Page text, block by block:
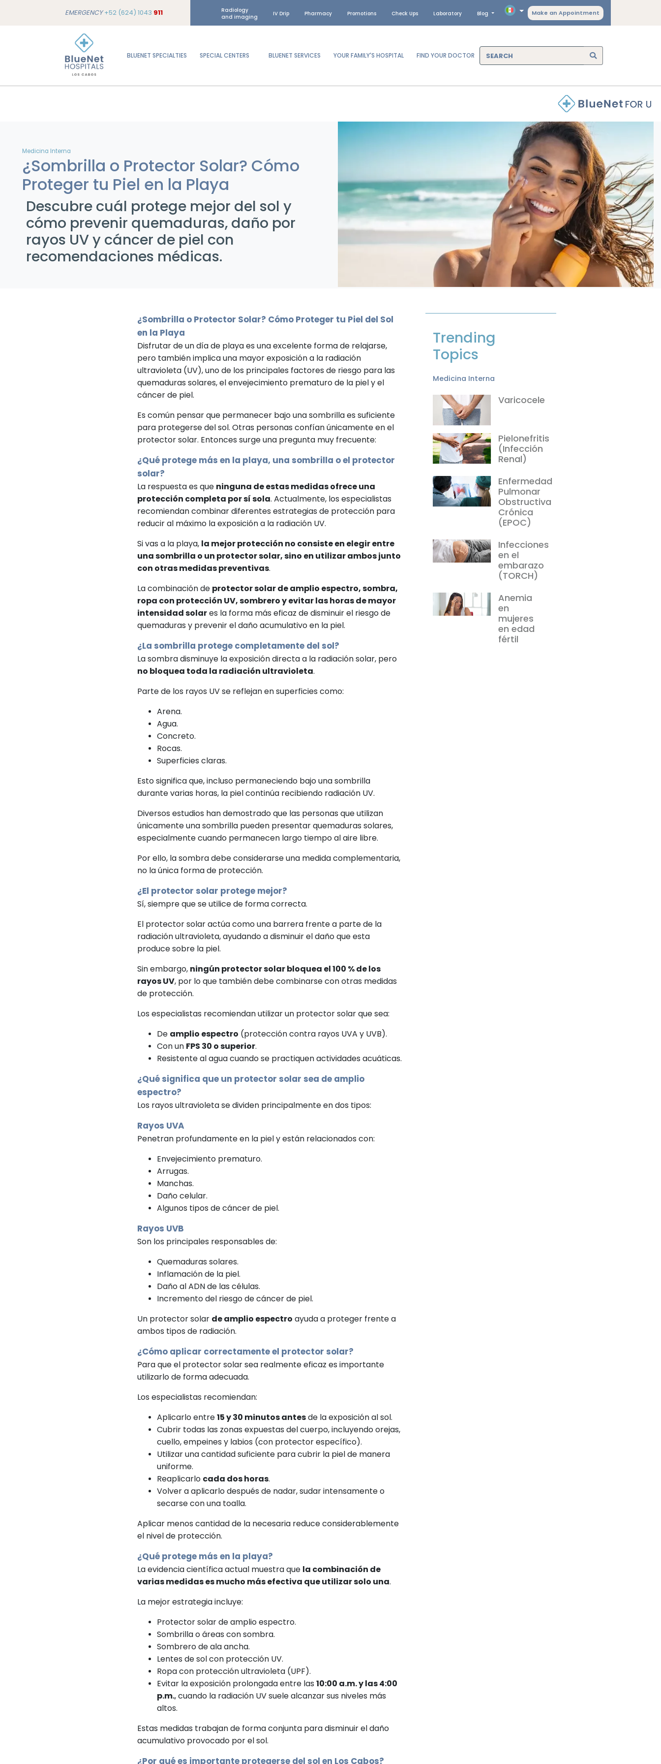
EMERGENCY+52 (624) 1043 911
Radiology
and imaging
IV Drip Pharmacy Promotions Check Ups Laboratory Blog Make an Appointment
BLUENET SPECIALTIES SPECIAL CENTERS BLUENET SERVICES YOUR FAMILY'S HOSPITAL FIND YOUR DOCTOR
Medicina Interna
¿Sombrilla o Protector Solar? Cómo
Proteger tu Piel en la Playa
Descubre cuál protege mejor del sol y
cómo prevenir quemaduras, daño por
rayos UV y cáncer de piel con
recomendaciones médicas.
¿Sombrilla o Protector Solar? Cómo Proteger tu Piel del Sol
en la Playa
Disfrutar de un día de playa es una excelente forma de relajarse,
pero también implica una mayor exposición a la radiación
ultravioleta (UV), uno de los principales factores de riesgo para las
quemaduras solares, el envejecimiento prematuro de la piel y el
cáncer de piel.
Es común pensar que permanecer bajo una sombrilla es suficiente
para protegerse del sol. Otras personas confían únicamente en el
protector solar. Entonces surge una pregunta muy frecuente:
¿Qué protege más en la playa, una sombrilla o el protector
solar?
La respuesta es que ninguna de estas medidas ofrece una
protección completa por sí sola. Actualmente, los especialistas
recomiendan combinar diferentes estrategias de protección para
reducir al máximo la exposición a la radiación UV.
Si vas a la playa, la mejor protección no consiste en elegir entre
una sombrilla o un protector solar, sino en utilizar ambos junto
con otras medidas preventivas.
La combinación de protector solar de amplio espectro, sombra,
ropa con protección UV, sombrero y evitar las horas de mayor
intensidad solares la forma más eficaz de disminuir el riesgo de
quemaduras y prevenir el daño acumulativo en la piel.
¿La sombrilla protege completamente del sol?
La sombra disminuye la exposición directa a la radiación solar, pero
no bloquea toda la radiación ultravioleta.
Parte de los rayos UV se reflejan en superficies como:
Arena.
Agua.
Concreto.
Rocas.
Superficies claras.
Esto significa que, incluso permaneciendo bajo una sombrilla
durante varias horas, la piel continúa recibiendo radiación UV.
Diversos estudios han demostrado que las personas que utilizan
únicamente una sombrilla pueden presentar quemaduras solares,
especialmente cuando permanecen largo tiempo al aire libre.
Por ello, la sombra debe considerarse una medida complementaria,
no la única forma de protección.
¿El protector solar protege mejor?
Sí, siempre que se utilice de forma correcta.
El protector solar actúa como una barrera frente a parte de la
radiación ultravioleta, ayudando a disminuir el daño que esta
produce sobre la piel.
Sin embargo, ningún protector solar bloquea el 100 % de los
rayos UV, por lo que también debe combinarse con otras medidas
de protección.
Los especialistas recomiendan utilizar un protector solar que sea:
De amplio espectro (protección contra rayos UVA y UVB).
Con un FPS 30 o superior.
Resistente al agua cuando se practiquen actividades acuáticas.
¿Qué significa que un protector solar sea de amplio
espectro?
Los rayos ultravioleta se dividen principalmente en dos tipos:
Rayos UVA
Penetran profundamente en la piel y están relacionados con:
Envejecimiento prematuro.
Arrugas.
Manchas.
Daño celular.
Algunos tipos de cáncer de piel.
Rayos UVB
Son los principales responsables de:
Quemaduras solares.
Inflamación de la piel.
Daño al ADN de las células.
Incremento del riesgo de cáncer de piel.
Un protector solar de amplio espectro ayuda a proteger frente a
ambos tipos de radiación.
¿Cómo aplicar correctamente el protector solar?
Para que el protector solar sea realmente eficaz es importante
utilizarlo de forma adecuada.
Los especialistas recomiendan:
Aplicarlo entre15 y 30 minutos antesde la exposición al sol.
Cubrir todas las zonas expuestas del cuerpo, incluyendo orejas,
cuello, empeines y labios (con protector específico).
Utilizar una cantidad suficiente para cubrir la piel de manera
uniforme.
Reaplicarlo cada dos horas.
Volver a aplicarlo después de nadar, sudar intensamente o
secarse con una toalla.
Aplicar menos cantidad de la necesaria reduce considerablemente
el nivel de protección.
¿Qué protege más en la playa?
La evidencia científica actual muestra que la combinación de
varias medidas es mucho más efectiva que utilizar solo una.
La mejor estrategia incluye:
Protector solar de amplio espectro.
Sombrilla o áreas con sombra.
Sombrero de ala ancha.
Lentes de sol con protección UV.
Ropa con protección ultravioleta (UPF).
Evitar la exposición prolongada entre las10:00 a.m. y las 4:00
p.m., cuando la radiación UV suele alcanzar sus niveles más
altos.
Estas medidas trabajan de forma conjunta para disminuir el daño
acumulativo provocado por el sol.
¿Por qué es importante protegerse del sol en Los Cabos?
Trending
Topics
Medicina Interna
Varicocele
Pielonefritis
(Infección
Renal)
Enfermedad
Pulmonar
Obstructiva
Crónica
(EPOC)
Infecciones
en el
embarazo
(TORCH)
Anemia
en
mujeres
en edad
fértil